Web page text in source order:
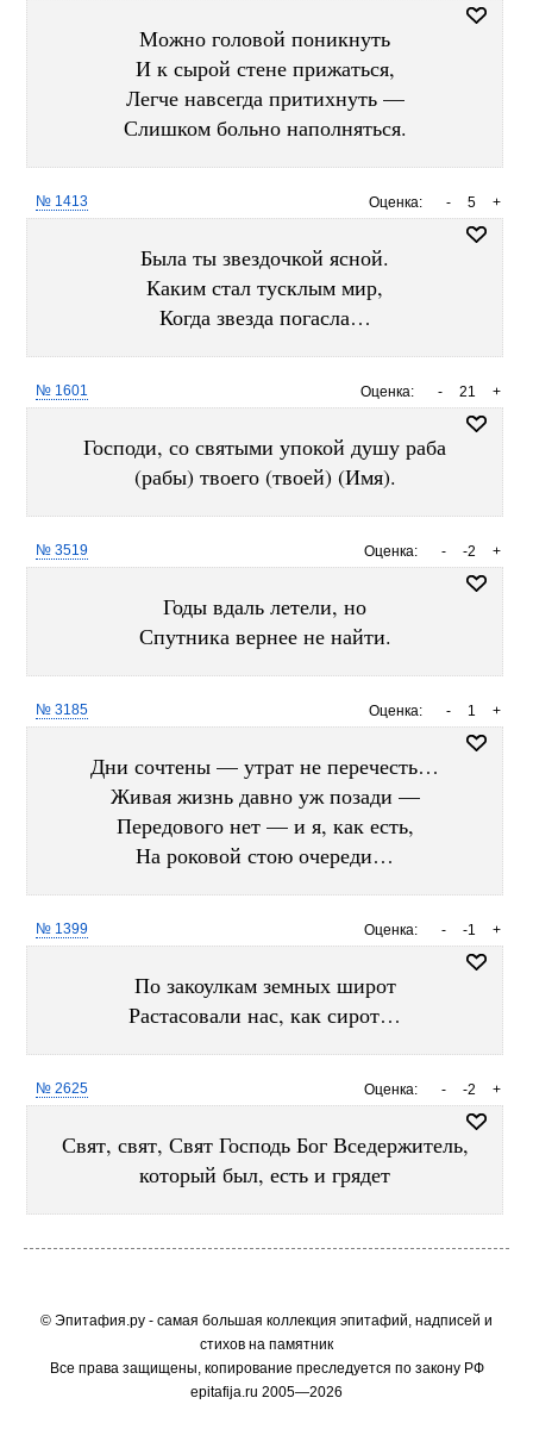
Можно головой поникнуть
И к сырой стене прижаться,
Легче навсегда притихнуть —
Слишком больно наполняться.
Оценка: +
5
-
№ 1413
Была ты звездочкой ясной.
Каким стал тусклым мир,
Когда звезда погасла…
Оценка: +
21
-
№ 1601
Господи, со святыми упокой душу раба
(рабы) твоего (твоей) (Имя).
Оценка: +
-2
-
№ 3519
Годы вдаль летели, но
Спутника вернее не найти.
Оценка: +
1
-
№ 3185
Дни сочтены — утрат не перечесть…
Живая жизнь давно уж позади —
Передового нет — и я, как есть,
На роковой стою очереди…
Оценка: +
-1
-
№ 1399
По закоулкам земных широт
Растасовали нас, как сирот…
Оценка: +
-2
-
№ 2625
Свят, свят, Свят Господь Бог Вседержитель,
который был, есть и грядет
© Эпитафия.ру - самая большая коллекция эпитафий, надписей и
стихов на памятник
Все права защищены, копирование преследуется по закону РФ
epitafija.ru 2005—2026